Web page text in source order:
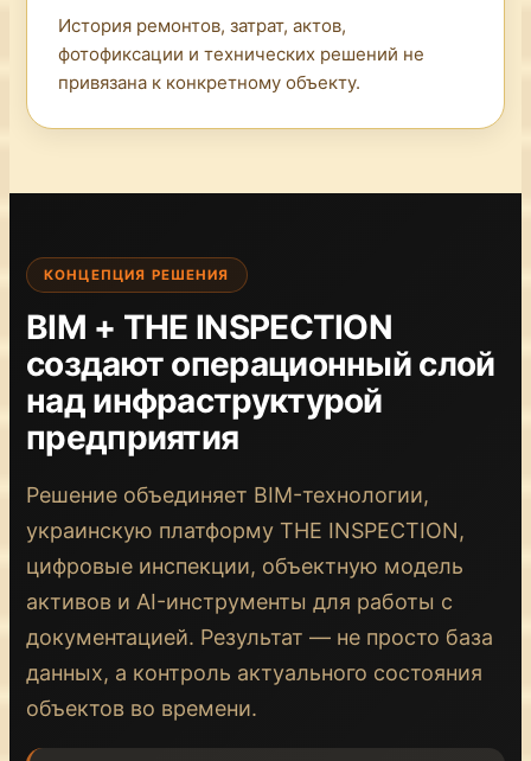
История ремонтов, затрат, актов,
фотофиксации и технических решений не
привязана к конкретному объекту.
КОНЦЕПЦИЯ РЕШЕНИЯ
BIM + THE INSPECTION
создают операционный слой
над инфраструктурой
предприятия
Решение объединяет BIM-технологии,
украинскую платформу THE INSPECTION,
цифровые инспекции, объектную модель
активов и AI-инструменты для работы с
документацией. Результат — не просто база
данных, а контроль актуального состояния
объектов во времени.